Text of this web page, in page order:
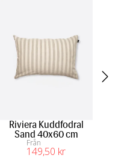
Riviera Kuddfodral
Sand 40x60 cm
Från
149,50 kr